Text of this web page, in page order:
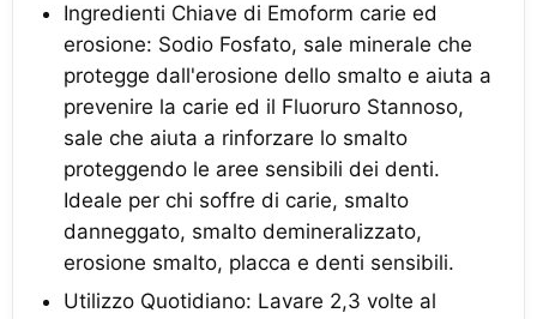
Ingredienti Chiave di Emoform carie ed
erosione: Sodio Fosfato, sale minerale che
protegge dall'erosione dello smalto e aiuta a
prevenire la carie ed il Fluoruro Stannoso,
sale che aiuta a rinforzare lo smalto
proteggendo le aree sensibili dei denti.
Ideale per chi soffre di carie, smalto
danneggato, smalto demineralizzato,
erosione smalto, placca e denti sensibili.
Utilizzo Quotidiano: Lavare 2,3 volte al